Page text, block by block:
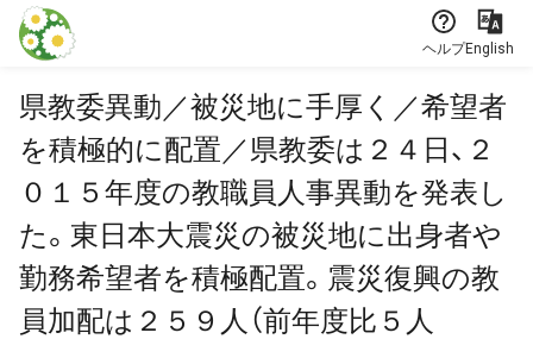
本文に飛ぶ
ヘルプEnglish
県教委異動／被災地に手厚く／希望者
を積極的に配置／県教委は２４日、２
０１５年度の教職員人事異動を発表し
た。東日本大震災の被災地に出身者や
勤務希望者を積極配置。震災復興の教
員加配は２５９人（前年度比５人